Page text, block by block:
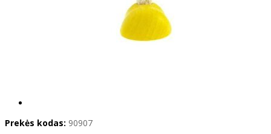
Prekės kodas: 90907